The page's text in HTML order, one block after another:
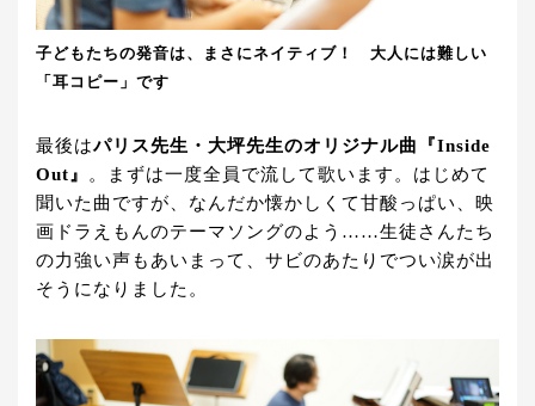
子どもたちの発音は、まさにネイティブ！ 大人には難しい
「耳コピー」です
最後はパリス先生・大坪先生のオリジナル曲『Inside
Out』 。まずは一度全員で流して歌います。はじめて
聞いた曲ですが、なんだか懐かしくて甘酸っぱい、映
画ドラえもんのテーマソングのよう……生徒さんたち
の力強い声もあいまって、サビのあたりでつい涙が出
そうになりました。